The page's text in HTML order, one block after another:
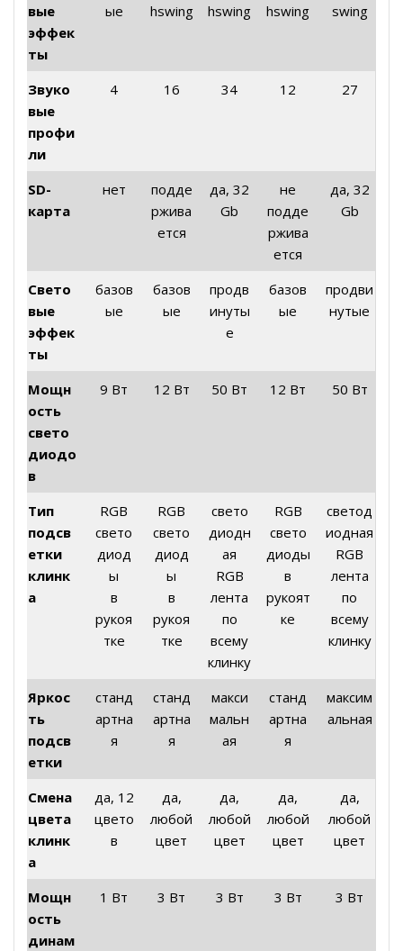
вые
эффек
ты
ые hswing hswing hswing swing
Звуко
вые
профи
ли
4 16 34 12 27
SD-
карта
нет
подде
ржива
ется
да, 32
Gb
не
подде
ржива
ется
да, 32
Gb
Свето
вые
эффек
ты
базов
ые
базов
ые
продв
инуты
е
базов
ые
продви
нутые
Мощн
ость
свето
диодо
в
9 Вт 12 Вт 50 Вт 12 Вт 50 Вт
Тип
подсв
етки
клинк
а
RGB
свето
диод
ы
в
рукоя
тке
RGB
свето
диод
ы
в
рукоя
тке
свето
диодн
ая
RGB
лента
по
всему
клинку
RGB
свето
диоды
в
рукоят
ке
светод
иодная
RGB
лента
по
всему
клинку
Яркос
ть
подсв
етки
станд
артна
я
станд
артна
я
макси
мальн
ая
станд
артна
я
максим
альная
Смена
цвета
клинк
а
да, 12
цвето
в
да,
любой
цвет
да,
любой
цвет
да,
любой
цвет
да,
любой
цвет
Мощн
ость
динам
1 Вт 3 Вт 3 Вт 3 Вт 3 Вт